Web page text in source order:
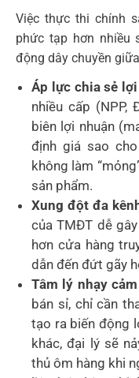
Việc thực thi chính
phức tạp hơn nhiều
động dây chuyền
Áp lực chia sẻ
nhiều cấp (NPP,
biên lợi nhuận
định giá sao
không làm
sản phẩm.
Xung đột đa
của TMĐT dễ
hơn cửa hàng
dẫn đến đứt gãy
Tâm lý nhạy
bán sỉ, chỉ cần
tạo ra biến động
khác, đại lý sẽ
thủ ôm hàng khi